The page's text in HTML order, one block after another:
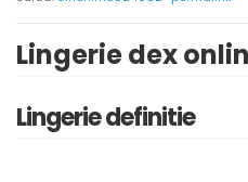
Lingerie dex
Lingerie definitie